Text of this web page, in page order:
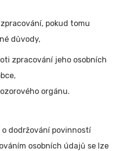
pokud tomu
důvody,
zpracování jeho osobních
orgánu.
dodržování povinností
osobních údajů se lze